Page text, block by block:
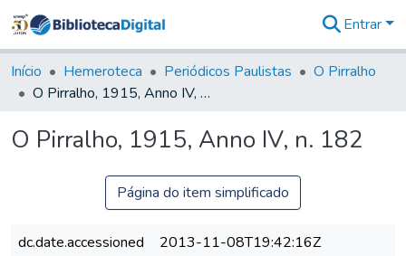
&
Coleções
Tudo na
Digital
Entrar
Início Hemeroteca Periódicos Paulistas
O Pirralho
O Pirralho, 1915, Anno IV, n. 182
O Pirralho, 1915, Anno IV, n. 182
Página do item simplificado
dc.date.accessioned
2013-11-08T19:42:16Z